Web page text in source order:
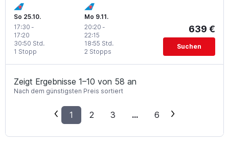
So 25.10.
17:30 -
17:20
1 Stopp
30:50 Std.
Mo 9.11.
20:20 -
22:15
2 Stopps
18:55 Std.
639 €
Suchen
Zeigt Ergebnisse 1–10 von 58 an
Nach dem günstigsten Preis sortiert
1 2 3 ... 6